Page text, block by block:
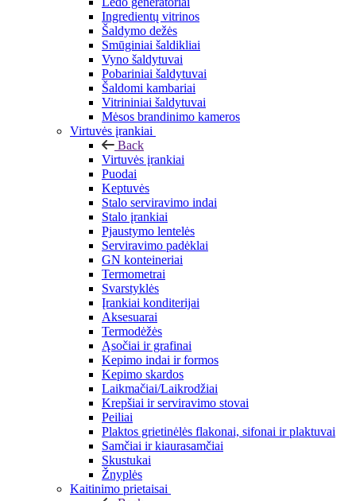
Ingredientų vitrinos
Šaldymo dežės
Smūginiai šaldikliai
Vyno šaldytuvai
Pobariniai šaldytuvai
Šaldomi kambariai
Vitrininiai šaldytuvai
Mėsos brandinimo kameros
Virtuvės įrankiai
Back
Virtuvės įrankiai
Puodai
Keptuvės
Stalo serviravimo indai
Stalo įrankiai
Pjaustymo lentelės
Serviravimo padėklai
GN konteineriai
Termometrai
Svarstyklės
Įrankiai konditerijai
Aksesuarai
Termodėžės
Ąsočiai ir grafinai
Kepimo indai ir formos
Kepimo skardos
Laikmačiai/Laikrodžiai
Krepšiai ir serviravimo stovai
Peiliai
Plaktos grietinėlės flakonai, sifonai ir plaktuvai
Samčiai ir kiaurasamčiai
Skustukai
Žnyplės
Kaitinimo prietaisai